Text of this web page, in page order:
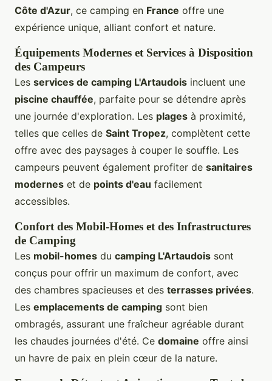
Côte d'Azur, ce camping en France offre une
expérience unique, alliant confort et nature.
Équipements Modernes et Services à Disposition
des Campeurs
Les services de camping L'Artaudois incluent une
piscine chauffée, parfaite pour se détendre après
une journée d'exploration. Les plages à proximité,
telles que celles de Saint Tropez, complètent cette
offre avec des paysages à couper le souffle. Les
campeurs peuvent également profiter de sanitaires
modernes et de points d'eau facilement
accessibles.
Confort des Mobil-Homes et des Infrastructures
de Camping
Les mobil-homes du camping L'Artaudois sont
conçus pour offrir un maximum de confort, avec
des chambres spacieuses et des terrasses privées.
Les emplacements de camping sont bien
ombragés, assurant une fraîcheur agréable durant
les chaudes journées d'été. Ce domaine offre ainsi
un havre de paix en plein cœur de la nature.